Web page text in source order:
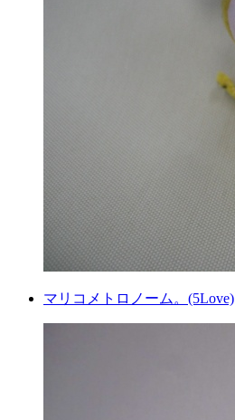
マリコメトロノーム。(5Love)